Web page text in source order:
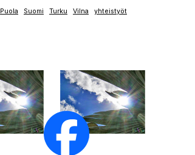
Puola Suomi Turku Vilna yhteistyöt